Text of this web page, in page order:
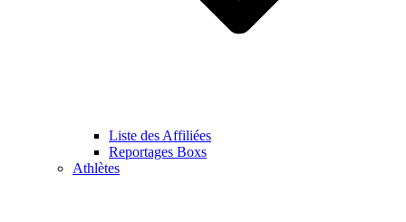
Liste des Affiliées
Reportages Boxs
Athlètes